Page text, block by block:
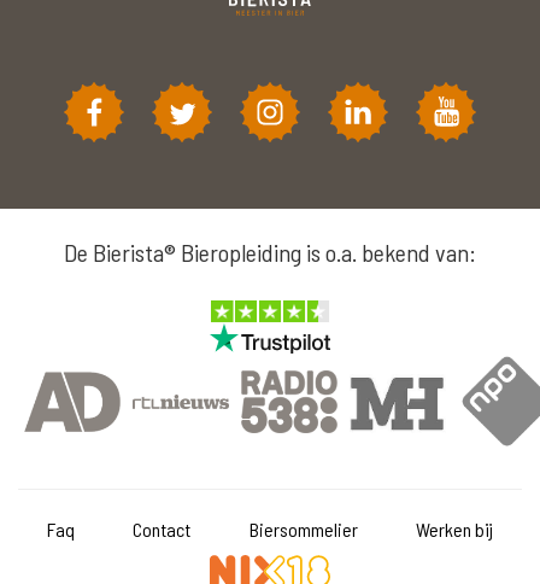
De Bierista® Bieropleiding is o.a. bekend van:
Faq Contact Biersommelier Werken bij